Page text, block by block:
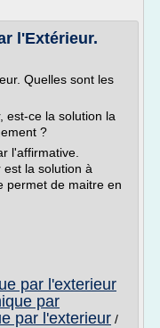
l'Extérieur.
Quelles sont les
est-ce la solution la
?
l'affirmative.
la solution à
permet de maitre en
par l'exterieur
par
par l'exterieur /